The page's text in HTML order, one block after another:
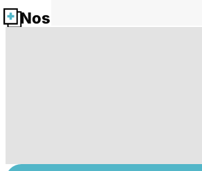
Nos fiches santé